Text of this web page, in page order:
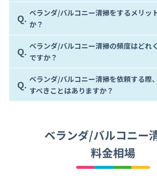
Q. ベランダ/バルコニー清掃をするメリッ
か？
Q. ベランダ/バルコニー清掃の頻度はどれ
ですか？
Q. ベランダ/バルコニー清掃を依頼する際
すべきことはありますか？
ベランダ/バルコニー
料金相場